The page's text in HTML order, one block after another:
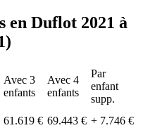
en Duflot 2021 à
Avec 3
enfants
Avec 4
enfants
Par
enfant
supp.
61.619 € 69.443 € + 7.746 €